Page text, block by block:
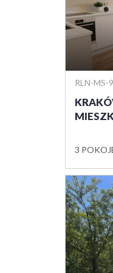
RLN-MS-
3